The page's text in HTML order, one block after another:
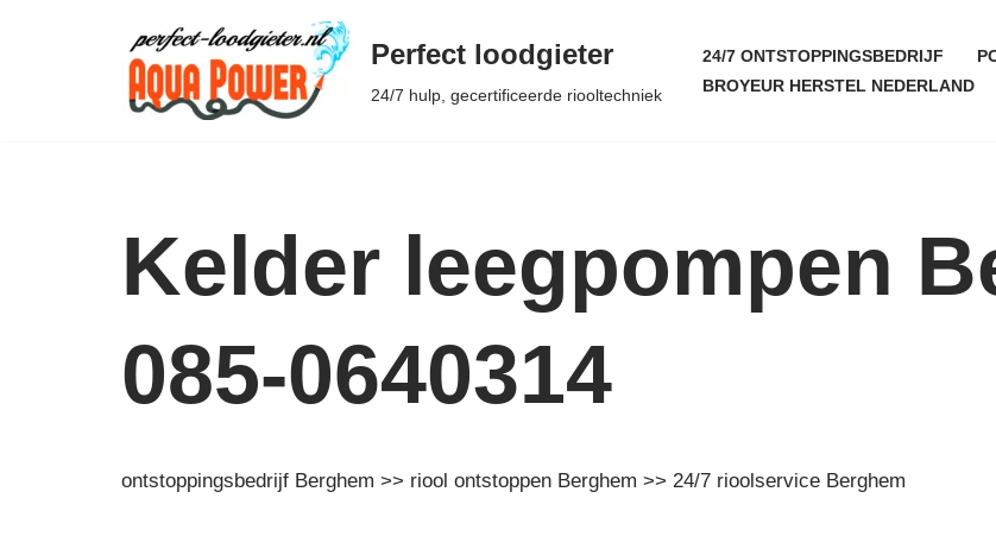
Perfect loodgieter
24/7 hulp, gecertificeerde riooltechniek
24/7 ONTSTOPPINGSBEDRIJF
BROYEUR HERSTEL NEDERLAND
Kelder leegpompen
085-0640314
ontstoppingsbedrijf Berghem >> riool ontstoppen Berghem >> 24/7 rioolservice Berghem